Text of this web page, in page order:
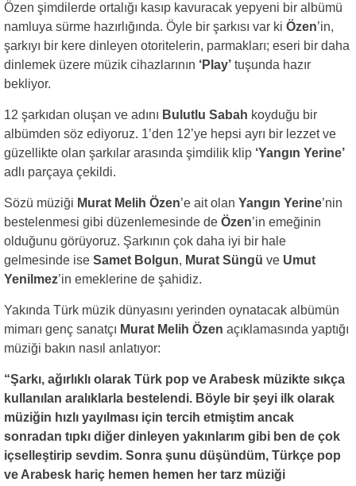
Özen şimdilerde ortalığı kasıp kavuracak yepyeni bir albümü
namluya sürme hazırlığında. Öyle bir şarkısı var ki Özen’in,
şarkıyı bir kere dinleyen otoritelerin, parmakları; eseri bir daha
dinlemek üzere müzik cihazlarının ‘Play’ tuşunda hazır
bekliyor.
12 şarkıdan oluşan ve adını Bulutlu Sabah koyduğu bir
albümden söz ediyoruz. 1’den 12’ye hepsi ayrı bir lezzet ve
güzellikte olan şarkılar arasında şimdilik klip ‘Yangın Yerine’
adlı parçaya çekildi.
Sözü müziği Murat Melih Özen’e ait olan Yangın Yerine’nin
bestelenmesi gibi düzenlemesinde de Özen’in emeğinin
olduğunu görüyoruz. Şarkının çok daha iyi bir hale
gelmesinde ise Samet Bolgun, Murat Süngü ve Umut
Yenilmez’in emeklerine de şahidiz.
Yakında Türk müzik dünyasını yerinden oynatacak albümün
mimarı genç sanatçı Murat Melih Özen açıklamasında yaptığı
müziği bakın nasıl anlatıyor:
“Şarkı, ağırlıklı olarak Türk pop ve Arabesk müzikte sıkça
kullanılan aralıklarla bestelendi. Böyle bir şeyi ilk olarak
müziğin hızlı yayılması için tercih etmiştim ancak
sonradan tıpkı diğer dinleyen yakınlarım gibi ben de çok
içselleştirip sevdim. Sonra şunu düşündüm, Türkçe pop
ve Arabesk hariç hemen hemen her tarz müziği